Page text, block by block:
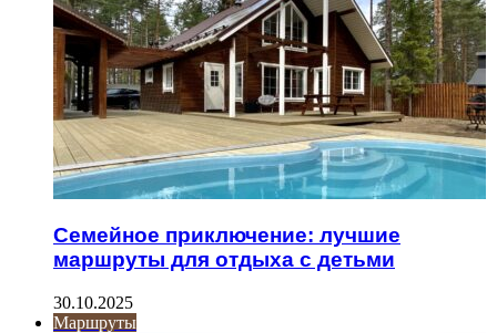
Семейное приключение: лучшие
маршруты для отдыха с детьми
30.10.2025
Маршруты